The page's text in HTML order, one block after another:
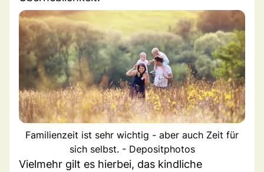
Familienzeit ist sehr wichtig - aber auch Zeit für
sich selbst. - Depositphotos
Vielmehr gilt es hierbei, das kindliche